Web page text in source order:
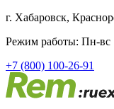
г. Хабаровск,
Режим работы: Пн-вс
+7 (800) 100-26-91